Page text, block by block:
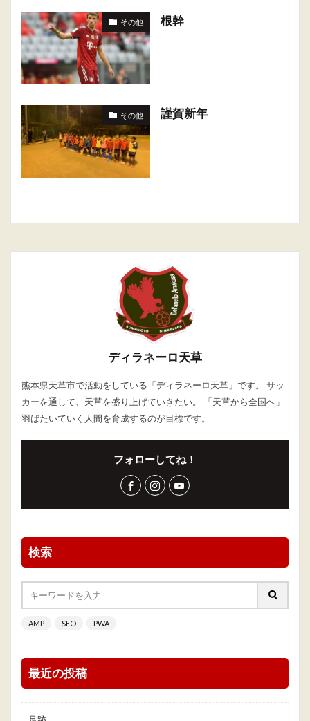
その他 根幹
その他 謹賀新年
ディラネーロ天草
熊本県天草市で活動をしている「ディラネーロ天草」です。 サッ
カーを通して、天草を盛り上げていきたい。 「天草から全国へ」
羽ばたいていく人間を育成するのが目標です。
フォローしてね！
検索
AMP SEO PWA
最近の投稿